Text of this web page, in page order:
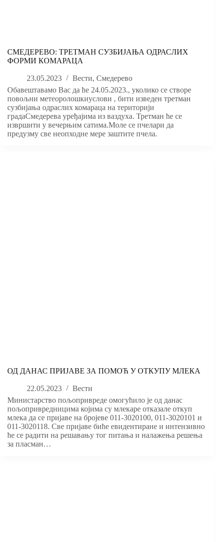
СМЕДЕРЕВО: ТРЕТМАН СУЗБИЈАЊА ОДРАСЛИХ
ФОРМИ КОМАРАЦА
23.05.2023 Вести, Смедерево
Обавештавамо Вас да ће 24.05.2023., уколико се створе
повољни метеоролошкиуслови , бити изведен третман
сузбијања одраслих комараца на територији
градаСмедерева уређајима из ваздуха. Третман ће се
извршити у вечерњим сатима.Моле се пчелари да
предузму све неопходне мере заштите пчела.
ОД ДАНАС ПРИЈАВЕ ЗА ПОМОЋ У ОТКУПУ МЛЕКА
22.05.2023
Вести
Министарство пољопривреде омогућило је од данас
пољопривредницима којима су млекаре отказале откуп
млека да се пријаве на бројеве 011-3020100, 011-3020101 и
011-3020118. Све пријаве биће евидентиране и интензивно
ће се радити на решавању тог питања и налажења решења
за пласман…